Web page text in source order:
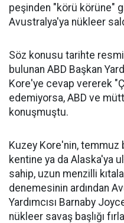
peşinden "körü körüne"
Avustralya'ya nükleer
Söz konusu tarihte
bulunan ABD Başkan
Kore'ye cevap vererek
edemiyorsa, ABD ve
konuşmuştu.
Kuzey Kore'nin, temmuz
kentine ya da Alaska'ya
sahip, uzun menzilli
denemesinin ardından
Yardımcısı Barnaby
nükleer savaş başlığı